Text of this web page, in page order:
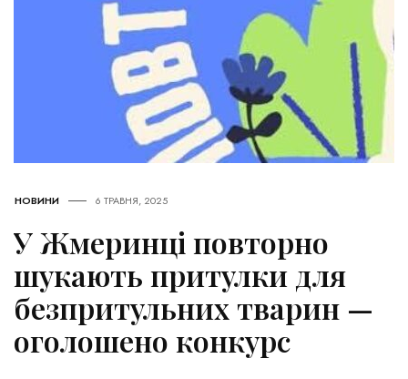
НОВИНИ 6 ТРАВНЯ, 2025
У Жмеринці повторно
шукають притулки для
безпритульних тварин —
оголошено конкурс